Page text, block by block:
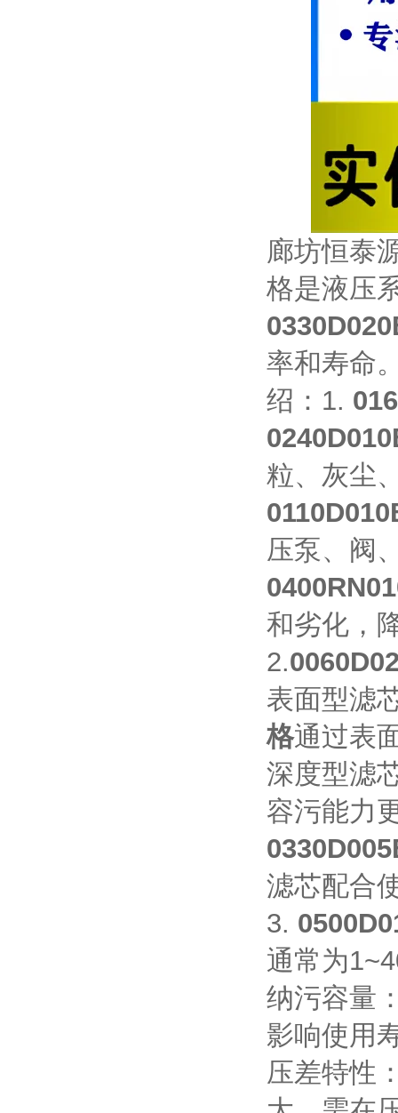
廊坊恒泰
格是液压
率和寿命
绍：1.
粒、灰尘
压泵、阀
和劣化，
2.
表面型滤
格通过表
深度型滤
容污能力
滤芯配合
3.
通常为
纳污容量
影响使用
压差特性